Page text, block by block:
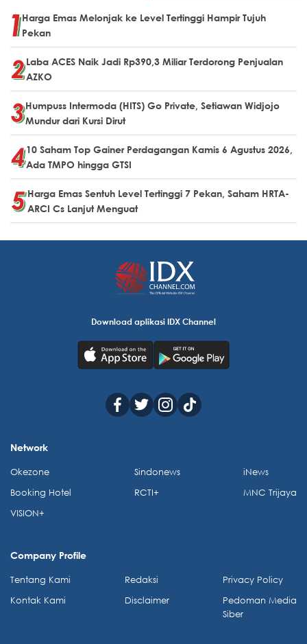
Harga Emas Melonjak ke Level Tertinggi Hampir Tujuh
Pekan
Laba ACES Naik Jadi Rp390,3 Miliar Terdorong Penjualan
AZKO
Humpuss Intermoda (HITS) Go Private, Setiawan Widjojo
Mundur dari Kursi Dirut
10 Saham Top Gainer Perdagangan Kamis 6 Agustus 2026,
Ada TMPO hingga GTSI
Harga Emas Sentuh Level Tertinggi 7 Pekan, Saham HRTA-
ARCI Cs Lanjut Menguat
Download aplikasi IDX Channel
Network
Okezone
Booking Hotel
VISION+
Sindonews
RCTI+
iNews
MNC Trijaya
Company Profile
Tentang Kami
Kontak Kami
Redaksi
Disclaimer
Privacy Policy
Pedoman Media
Siber